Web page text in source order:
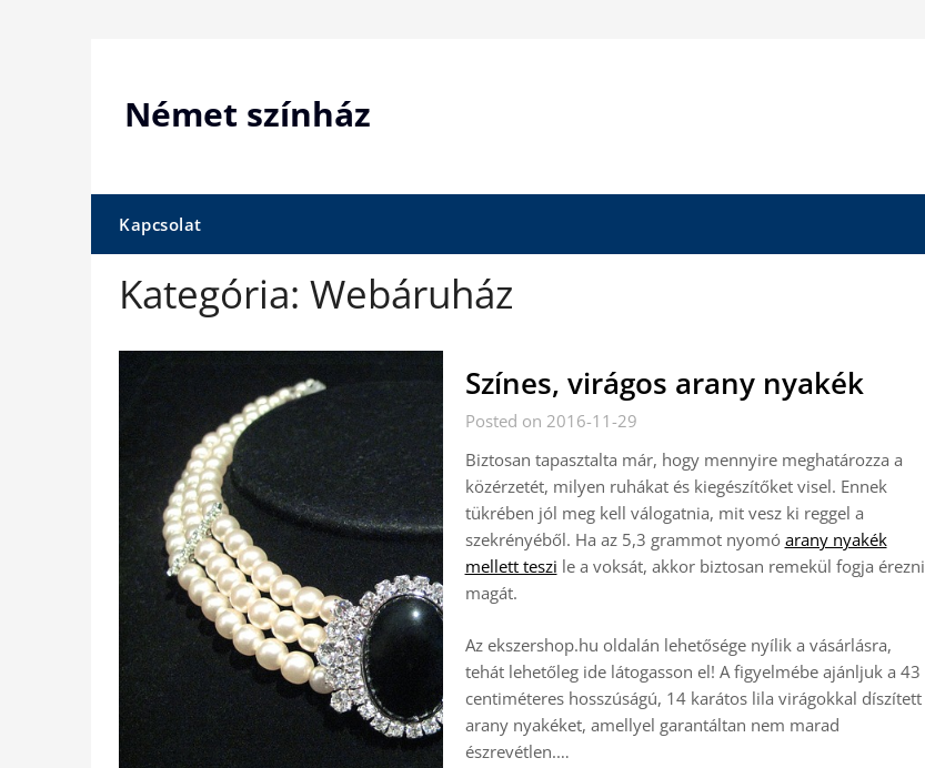
Német színház
Kapcsolat
Kategória: Webáruház
Színes, virágos arany nyakék
Posted on 2016-11-29
Biztosan tapasztalta már, hogy mennyire meghatározza a
közérzetét, milyen ruhákat és kiegészítőket visel. Ennek
tükrében jól meg kell válogatnia, mit vesz ki reggel a
szekrényéből. Ha az 5,3 grammot nyomó arany nyakék
mellett teszi le a voksát, akkor biztosan remekül fogja érezni
magát.
Az ekszershop.hu oldalán lehetősége nyílik a vásárlásra,
tehát lehetőleg ide látogasson el! A figyelmébe ajánljuk a 43
centiméteres hosszúságú, 14 karátos lila virágokkal díszített
arany nyakéket, amellyel garantáltan nem marad
észrevétlen.…